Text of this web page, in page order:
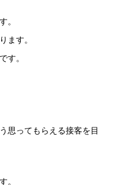
。
ます。
す。
思ってもらえる接客を目
。